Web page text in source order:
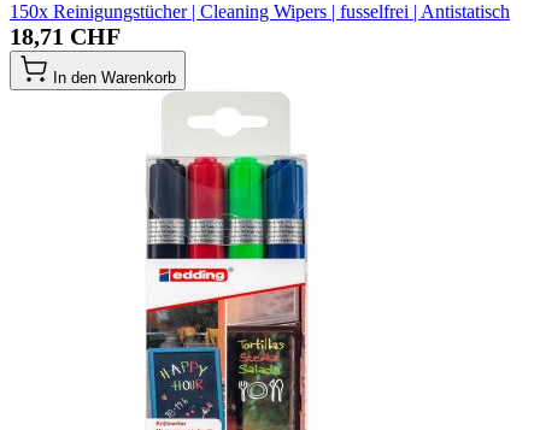
150x Reinigungstücher | Cleaning Wipers | fusselfrei | Antistatisch
18,71 CHF
In den Warenkorb